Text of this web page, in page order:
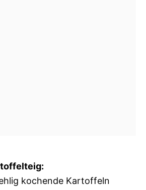
kochende Kartoffeln